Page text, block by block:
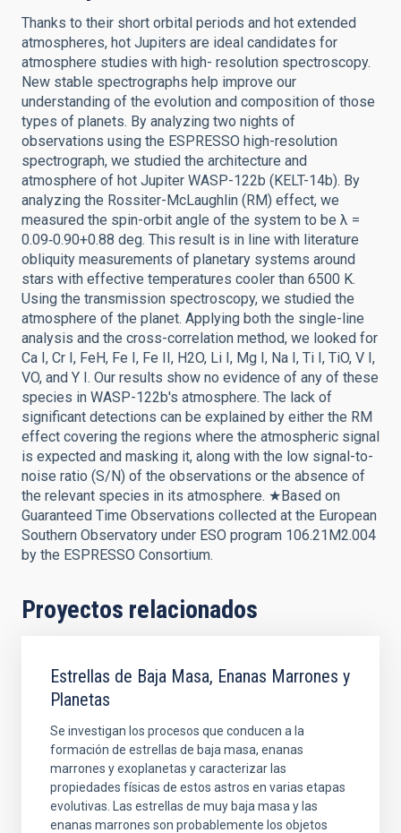
Thanks to their short orbital periods and hot extended
atmospheres, hot Jupiters are ideal candidates for
atmosphere studies with high- resolution spectroscopy.
New stable spectrographs help improve our
understanding of the evolution and composition of those
types of planets. By analyzing two nights of
observations using the ESPRESSO high-resolution
spectrograph, we studied the architecture and
atmosphere of hot Jupiter WASP-122b (KELT-14b). By
analyzing the Rossiter-McLaughlin (RM) effect, we
measured the spin-orbit angle of the system to be λ =
0.09‑0.90+0.88 deg. This result is in line with literature
obliquity measurements of planetary systems around
stars with effective temperatures cooler than 6500 K.
Using the transmission spectroscopy, we studied the
atmosphere of the planet. Applying both the single-line
analysis and the cross-correlation method, we looked for
Ca I, Cr I, FeH, Fe I, Fe II, H2O, Li I, Mg I, Na I, Ti I, TiO, V I,
VO, and Y I. Our results show no evidence of any of these
species in WASP-122b's atmosphere. The lack of
significant detections can be explained by either the RM
effect covering the regions where the atmospheric signal
is expected and masking it, along with the low signal-to-
noise ratio (S/N) of the observations or the absence of
the relevant species in its atmosphere. ★Based on
Guaranteed Time Observations collected at the European
Southern Observatory under ESO program 106.21M2.004
by the ESPRESSO Consortium.
Proyectos relacionados
Estrellas de Baja Masa, Enanas Marrones y
Planetas
Se investigan los procesos que conducen a la
formación de estrellas de baja masa, enanas
marrones y exoplanetas y caracterizar las
propiedades físicas de estos astros en varias etapas
evolutivas. Las estrellas de muy baja masa y las
enanas marrones son probablemente los objetos